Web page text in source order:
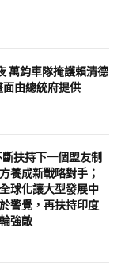
萬鈞車隊掩護賴清德
由總統府提供
扶持下一個盟友制
養成新戰略對手；
球化讓大型發展中
警覺，再扶持印度
強敵